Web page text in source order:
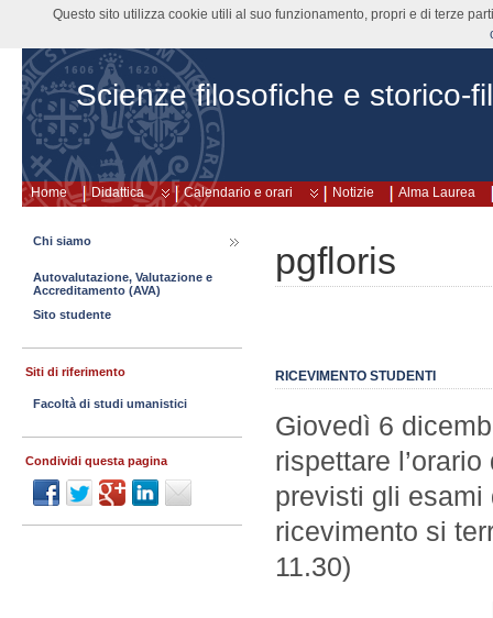
Scienze filosofiche e storico-
Home Didattica Calendario e orari Notizie Alma Laurea
pgfloris
RICEVIMENTO STUDENTI
Giovedì 6
rispettare
previsti gli
ricevimento si
11.30)
Chi siamo
Autovalutazione, Valutazione e
Accreditamento (AVA)
Sito studente
Siti di riferimento
Facoltà di studi umanistici
Condividi questa pagina
Questo sito utilizza cookie utili al suo funzionamento, propri e di terze